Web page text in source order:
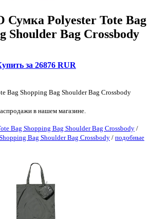
Сумка Polyester Tote Bag
Shoulder Bag Crossbody
за 26876 RUR
Bag Shopping Bag Shoulder Bag Crossbody
в нашем магазине.
Bag Shopping Bag Shoulder Bag Crossbody /
Bag Shoulder Bag Crossbody / подобные